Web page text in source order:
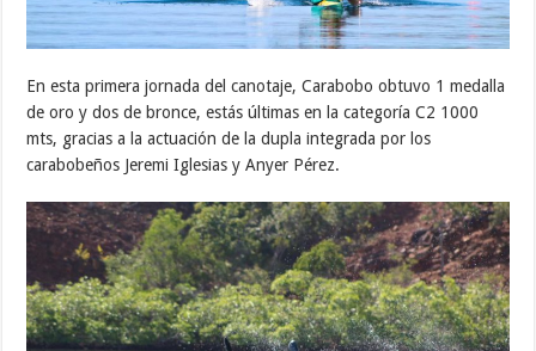
En esta primera jornada del canotaje, Carabobo obtuvo 1 medalla
de oro y dos de bronce, estás últimas en la categoría C2 1000
mts, gracias a la actuación de la dupla integrada por los
carabobeños Jeremi Iglesias y Anyer Pérez.